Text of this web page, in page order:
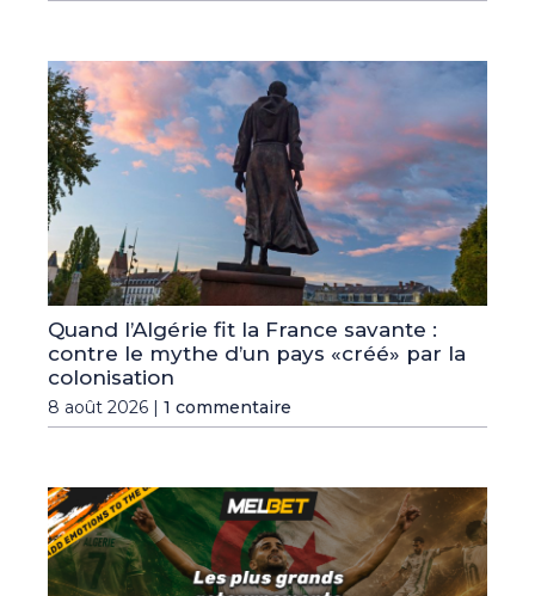
Quand l’Algérie fit la France savante :
contre le mythe d’un pays «créé» par la
colonisation
8 août 2026 | 1 commentaire